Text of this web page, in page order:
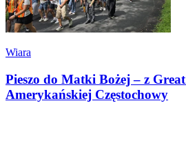
Wiara
Pieszo do Matki Bożej – z
Amerykańskiej Częstochowy